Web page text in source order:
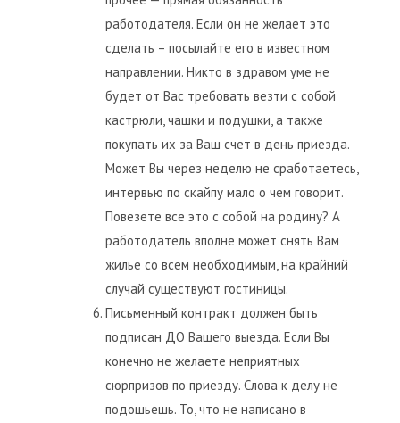
работодателя. Если он не желает это
сделать – посылайте его в известном
направлении. Никто в здравом уме не
будет от Вас требовать везти с собой
кастрюли, чашки и подушки, а также
покупать их за Ваш счет в день приезда.
Может Вы через неделю не сработаетесь,
интервью по скайпу мало о чем говорит.
Повезете все это с собой на родину? А
работодатель вполне может снять Вам
жилье со всем необходимым, на крайний
случай существуют гостиницы.
Письменный контракт должен быть
подписан ДО Вашего выезда. Если Вы
конечно не желаете неприятных
сюрпризов по приезду. Слова к делу не
подошьешь. То, что не написано в